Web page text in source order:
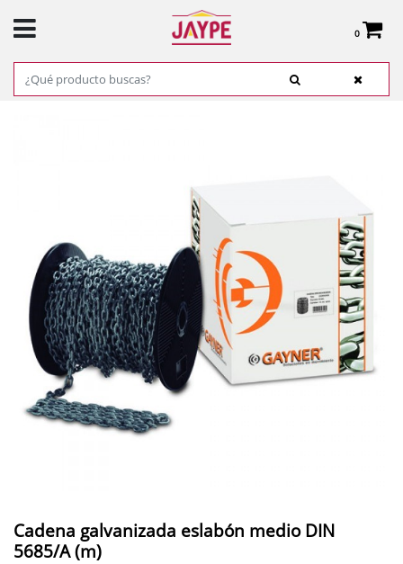
0
Total:
0,00 €
VER CESTA
Cadena galvanizada eslabón medio DIN
5685/A (m)